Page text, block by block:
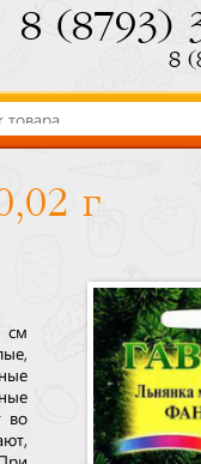
8 (8793)
8
г
см
во